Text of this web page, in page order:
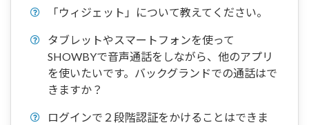
「ウィジェット」について教えてください。
タブレットやスマートフォンを使って
SHOWBYで音声通話をしながら、他のアプリ
を使いたいです。バックグランドでの通話はで
きますか？
ログインで２段階認証をかけることはできま